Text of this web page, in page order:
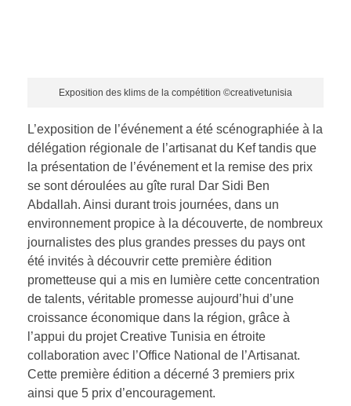
Exposition des klims de la compétition ©creativetunisia
L’exposition de l’événement a été scénographiée à la
délégation régionale de l’artisanat du Kef tandis que
la présentation de l’événement et la remise des prix
se sont déroulées au gîte rural Dar Sidi Ben
Abdallah. Ainsi durant trois journées, dans un
environnement propice à la découverte, de nombreux
journalistes des plus grandes presses du pays ont
été invités à découvrir cette première édition
prometteuse qui a mis en lumière cette concentration
de talents, véritable promesse aujourd’hui d’une
croissance économique dans la région, grâce à
l’appui du projet Creative Tunisia en étroite
collaboration avec l’Office National de l’Artisanat.
Cette première édition a décerné 3 premiers prix
ainsi que 5 prix d’encouragement.